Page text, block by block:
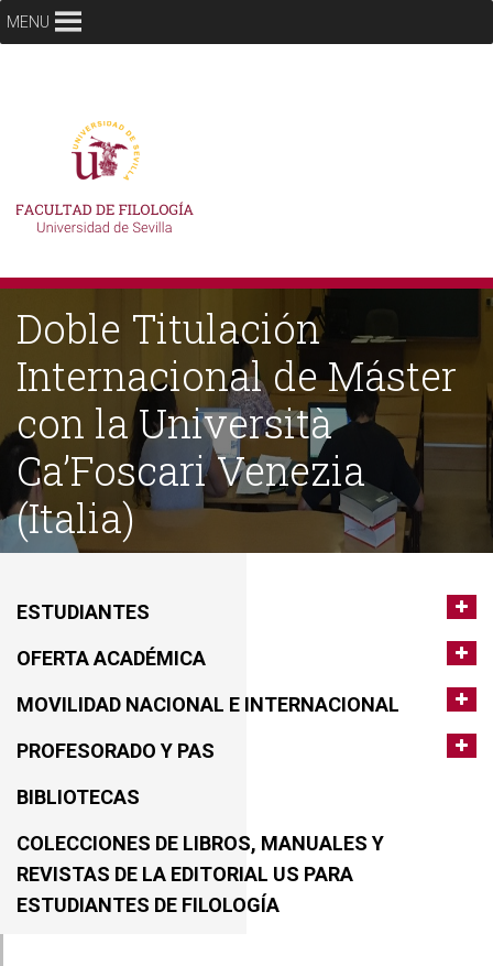
MENU
Doble Titulación
Internacional de Máster
con la Università
Ca’Foscari Venezia
(Italia)
ESTUDIANTES
OFERTA ACADÉMICA
MOVILIDAD NACIONAL E INTERNACIONAL
PROFESORADO Y PAS
BIBLIOTECAS
COLECCIONES DE LIBROS, MANUALES Y
REVISTAS DE LA EDITORIAL US PARA
ESTUDIANTES DE FILOLOGÍA